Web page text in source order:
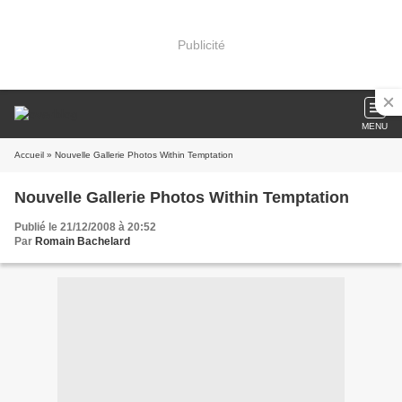
Publicité
MENU
Accueil » Nouvelle Gallerie Photos Within Temptation
Nouvelle Gallerie Photos Within Temptation
Publié le 21/12/2008 à 20:52
Par Romain Bachelard